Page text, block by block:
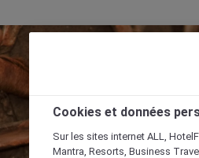
Cookies et données
Sur les sites internet ALL,
Mantra, Resorts, Business